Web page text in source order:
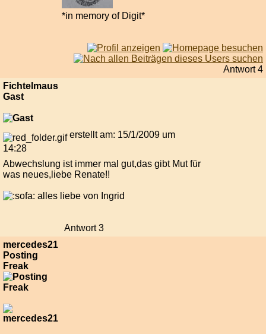
*in memory of Digit*
Antwort 4
Fichtelmaus
Gast
erstellt am: 15/1/2009 um
14:28
Abwechslung ist immer mal gut,das gibt Mut für
was neues,liebe Renate!!
alles liebe von Ingrid
Antwort 3
mercedes21
Posting
Freak